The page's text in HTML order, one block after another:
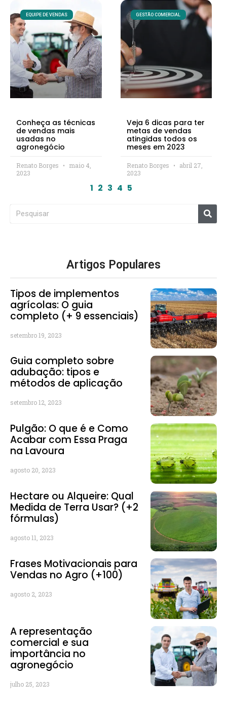
EQUIPE DE VENDAS
Conheça as técnicas
de vendas mais
usadas no
agronegócio
Renato Borges
maio 4,
2023
GESTÃO COMERCIAL
Veja 6 dicas para ter
metas de vendas
atingidas todos os
meses em 2023
Renato Borges
abril 27,
2023
1 2 3 4 5
Artigos Populares
Tipos de implementos
agrícolas: O guia
completo (+ 9 essenciais)
setembro 19, 2023
Guia completo sobre
adubação: tipos e
métodos de aplicação
setembro 12, 2023
Pulgão: O que é e Como
Acabar com Essa Praga
na Lavoura
agosto 20, 2023
Hectare ou Alqueire: Qual
Medida de Terra Usar? (+2
fórmulas)
agosto 11, 2023
Frases Motivacionais para
Vendas no Agro (+100)
agosto 2, 2023
A representação
comercial e sua
importância no
agronegócio
julho 25, 2023